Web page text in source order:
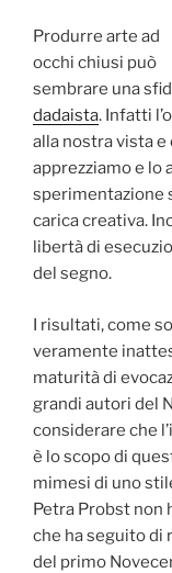
Produrre arte ad
occhi chiusi può
sembrare una
dadaista. Infatti
alla nostra vista e
apprezziamo e lo
sperimentazione
carica creativa.
libertà di
del segno.
I risultati, come
veramente
maturità di
grandi autori del
considerare che
è lo scopo di
mimesi di uno
Petra Probst non
che ha seguito di
del primo